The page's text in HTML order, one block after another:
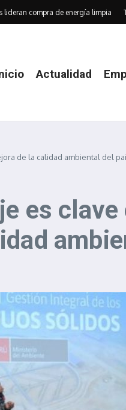
compra de energía limpia
Actualidad
de la calidad ambiental del
es clave